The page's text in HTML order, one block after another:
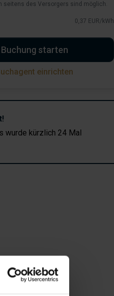
seitens des Versorgers sind möglich.
0,37 EUR/kWh
Buchung starten
einrichten
wurde kürzlich 24 Mal